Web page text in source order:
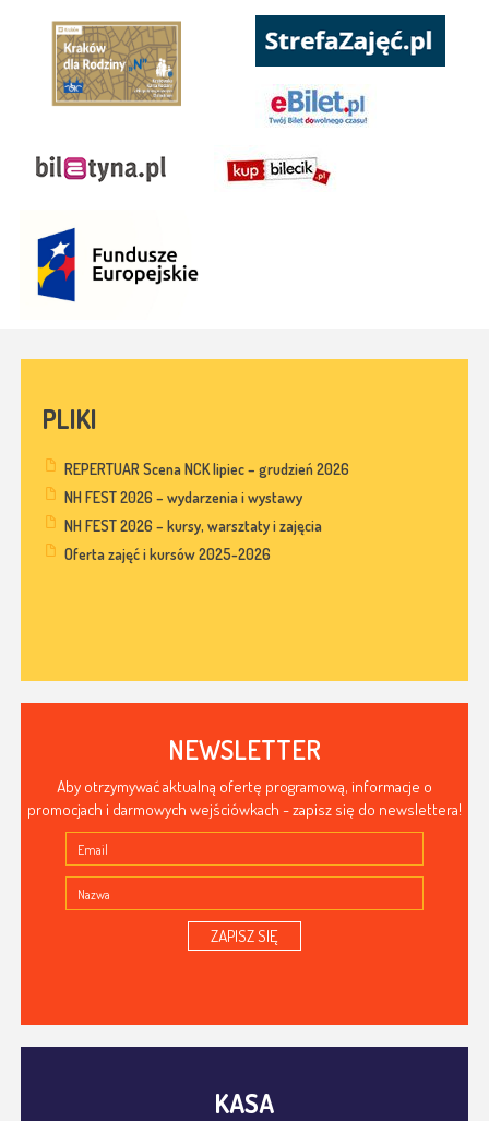
PLIKI
REPERTUAR Scena NCK lipiec – grudzień 2026
NH FEST 2026 – wydarzenia i wystawy
NH FEST 2026 – kursy, warsztaty i zajęcia
Oferta zajęć i kursów 2025-2026
NEWSLETTER
Aby otrzymywać aktualną ofertę programową, informacje o
promocjach i darmowych wejściówkach - zapisz się do newslettera!
ZAPISZ SIĘ
KASA